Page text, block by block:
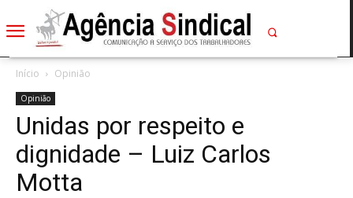
Início Opinião
Opinião
Unidas por respeito e
dignidade – Luiz Carlos
Motta